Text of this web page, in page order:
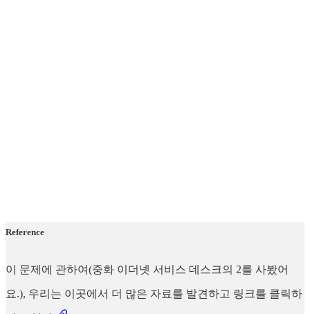
Reference
이 문제에 관하여(중화 이더넷 서비스 데스크의 2를 사봤어
요.), 우리는 이곳에서 더 많은 자료를 발견하고 링크를 클릭하